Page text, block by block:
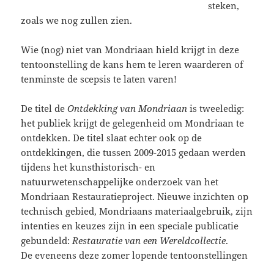
steken,
zoals we nog zullen zien.
Wie (nog) niet van Mondriaan hield krijgt in deze
tentoonstelling de kans hem te leren waarderen of
tenminste de scepsis te laten varen!
De titel deOntdekking van Mondriaan is tweeledig:
het publiek krijgt de gelegenheid om Mondriaan te
ontdekken. De titel slaat echter ook op de
ontdekkingen, die tussen 2009-2015 gedaan werden
tijdens het kunsthistorisch- en
natuurwetenschappelijke onderzoek van het
Mondriaan Restauratieproject. Nieuwe inzichten op
technisch gebied, Mondriaans materiaalgebruik, zijn
intenties en keuzes zijn in een speciale publicatie
gebundeld: Restauratie van een Wereldcollectie.
De eveneens deze zomer lopende tentoonstellingen